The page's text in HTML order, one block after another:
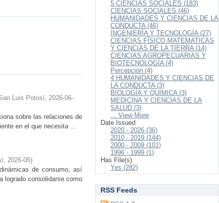
Luis Potosí, 2026-06-
sobre las relaciones de
en el que necesita ...
, 2026-05)
de consumo, así
logrado consolidarse como
5 CIENCIAS SOCIALES (183)
CIENCIAS SOCIALES (46)
HUMANIDADES Y CIENCIAS DE LA
CONDUCTA (46)
INGENIERÍA Y TECNOLOGÍA (27)
CIENCIAS FÍSICO MATEMATICAS
Y CIENCIAS DE LA TIERRA (14)
CIENCIAS AGROPECUARIAS Y
BIOTECNOLOGÍA (4)
Percepción (4)
4 HUMANIDADES Y CIENCIAS DE
LA CONDUCTA (3)
BIOLOGÍA Y QUIMICA (3)
MEDICINA Y CIENCIAS DE LA
SALUD (3)
... View More
Date Issued
2020 - 2026 (36)
2010 - 2019 (144)
2000 - 2009 (101)
1996 - 1999 (1)
Has File(s)
Yes (282)
RSS Feeds